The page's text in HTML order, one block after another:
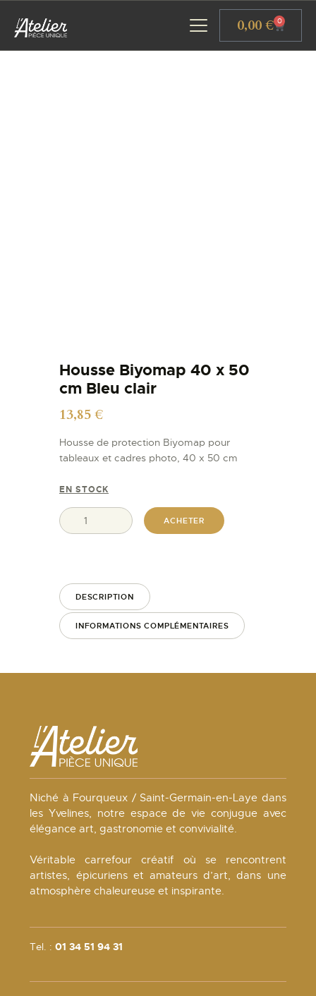
0,00€ 0
Housse Biyomap 40 x 50
cm Bleu clair
13,85€
Housse de protection Biyomap pour
tableaux et cadres photo, 40 x 50 cm
EN STOCK
ACHETER
DESCRIPTION
INFORMATIONS COMPLÉMENTAIRES
Niché à Fourqueux / Saint-Germain-en-Laye dans
les Yvelines, notre espace de vie conjugue avec
élégance art, gastronomie et convivialité.
Véritable carrefour créatif où se rencontrent
artistes, épicuriens et amateurs d’art, dans une
atmosphère chaleureuse et inspirante.
Tel. :01 34 51 94 31